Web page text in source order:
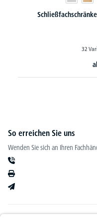
OFFICE-LINE mit 2 x 5
So erreichen Sie uns
Wenden Sie sich an Ihren